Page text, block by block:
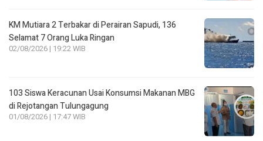
KM Mutiara 2 Terbakar di Perairan Sapudi, 136
Selamat 7 Orang Luka Ringan
02/08/2026 | 19:22 WIB
103 Siswa Keracunan Usai Konsumsi Makanan MBG
di Rejotangan Tulungagung
01/08/2026 | 17:47 WIB